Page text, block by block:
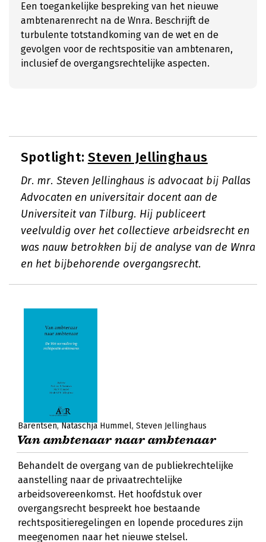
Een toegankelijke bespreking van het nieuwe
ambtenarenrecht na de Wnra. Beschrijft de
turbulente totstandkoming van de wet en de
gevolgen voor de rechtspositie van ambtenaren,
inclusief de overgangsrechtelijke aspecten.
Spotlight: Steven Jellinghaus
Dr. mr. Steven Jellinghaus is advocaat bij Pallas
Advocaten en universitair docent aan de
Universiteit van Tilburg. Hij publiceert
veelvuldig over het collectieve arbeidsrecht en
was nauw betrokken bij de analyse van de Wnra
en het bijbehorende overgangsrecht.
Barentsen Nataschja Hummel Steven Jellinghaus
Van ambtenaar naar ambtenaar
Behandelt de overgang van de publiekrechtelijke
aanstelling naar de privaatrechtelijke
arbeidsovereenkomst. Het hoofdstuk over
overgangsrecht bespreekt hoe bestaande
rechtspositieregelingen en lopende procedures zijn
meegenomen naar het nieuwe stelsel.